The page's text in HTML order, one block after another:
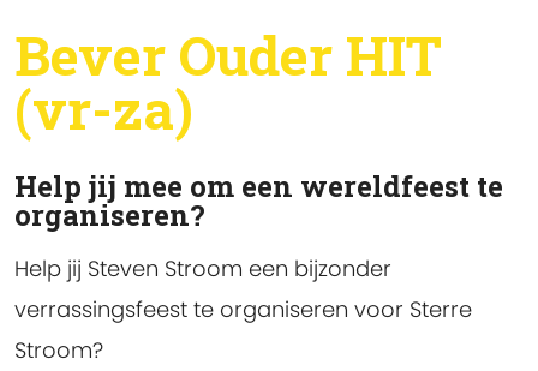
Bever Ouder HIT
(vr-za)
Help jij mee om een wereldfeest te
organiseren?
Help jij Steven Stroom een bijzonder
verrassingsfeest te organiseren voor Sterre
Stroom?